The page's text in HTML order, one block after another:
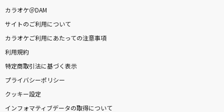
春～spring～
Hysteric Blue
黒髪海峡
カラオケ＠DAM
サイトのご利用について
カラオケご利用にあたっての注意事項
利用規約
特定商取引法に基づく表示
プライバシーポリシー
クッキー設定
インフォマティブデータの取得について